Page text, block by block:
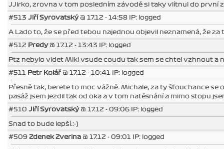
JJirko, zrovna v tom posledním závodě si taky vlítnul do první
#513 Jiří Syrovatský@ 17.12 - 14:58 IP: logged
A Lado to, že se před tebou najednou objevil neznamená, že za
#512 Predy@ 17.12 - 13:43 IP: logged
Ptz nebylo videt Miki vsude coudu tak sem se chtel vzhnout a
#511 Petr Kolář @ 17.12 - 10:41 IP: logged
Přesně tak, berete to moc vážně. Michale, za ty šťouchance
pasáž jsem jezdil tak od oka a v tom natěsnání a mimo stopu
#510 Jiří Syrovatský@ 17.12 - 09:06 IP: logged
Snad to bude lepší.:-)
#509 Zdenek Zverina @ 17.12 - 09:01 IP: logged